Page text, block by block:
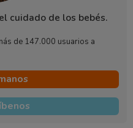
cuidado de los bebés.
de 147.000 usuarios a